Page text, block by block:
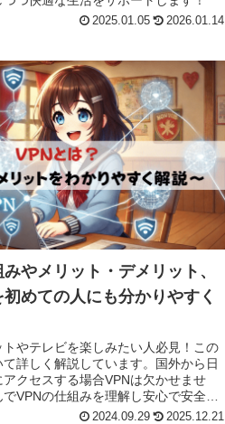
2025.01.05 2026.01.14
やメリット・デメリット、
めての人にも分かりやすく
やテレビを楽しみたい人必見！この
詳しく解説しています。国外から日
クセスする場合VPNは欠かせませ
VPNの仕組みを理解し安心で安全な
2024.09.29 2025.12.21